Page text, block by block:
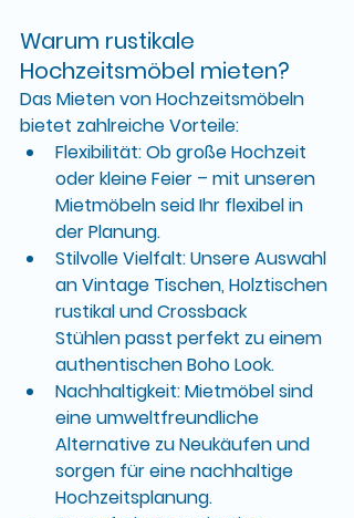
Warum rustikale
Hochzeitsmöbel mieten?
Das Mieten von Hochzeitsmöbeln
bietet zahlreiche Vorteile:
Flexibilität: Ob große Hochzeit
oder kleine Feier – mit unseren
Mietmöbeln seid Ihr flexibel in
der Planung.
Stilvolle Vielfalt: Unsere Auswahl
an Vintage Tischen, Holztischen
rustikal und Crossback
Stühlen passt perfekt zu einem
authentischen Boho Look.
Nachhaltigkeit: Mietmöbel sind
eine umweltfreundliche
Alternative zu Neukäufen und
sorgen für eine nachhaltige
Hochzeitsplanung.